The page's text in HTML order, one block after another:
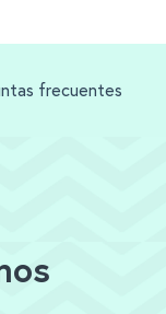
submenú para
frecuentes